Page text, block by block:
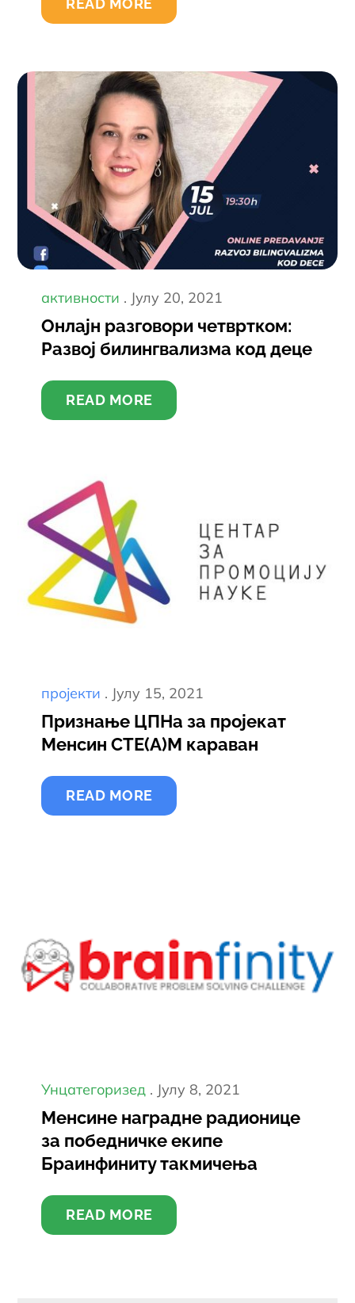
READ MORE
активности
Постед
он
Јулy 20, 2021
Онлајн разговори четвртком:
Развој билингвализма код деце
READ MORE
пројекти
Постед
он
Јулy 15, 2021
Признање ЦПНа за пројекат
Менсин СТЕ(А)М караван
READ MORE
Унцатегоризед
Постед
он
Јулy 8, 2021
Менсине наградне радионице
за победничке екипе
Браинфинитy такмичења
READ MORE